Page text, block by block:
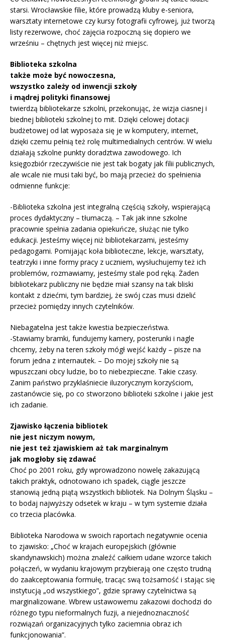
starsi. Wrocławskie filie, które prowadzą kluby e-seniora,
warsztaty internetowe czy kursy fotografii cyfrowej, już tworzą
listy rezerwowe, choć zajęcia rozpoczną się dopiero we
wrześniu – chętnych jest więcej niż miejsc.
Biblioteka szkolna
także może być nowoczesna,
wszystko zależy od inwencji szkoły
i mądrej polityki finansowej
twierdzą bibliotekarze szkolni, przekonując, że wizja ciasnej i
biednej biblioteki szkolnej to mit. Dzięki celowej dotacji
budżetowej od lat wyposaża się je w komputery, internet,
dzięki czemu pełnią też rolę multimedialnych centrów. W wielu
działają szkolne punkty doradztwa zawodowego. Ich
księgozbiór rzeczywiście nie jest tak bogaty jak filii publicznych,
ale wcale nie musi taki być, bo mają przecież do spełnienia
odmienne funkcje:
-Biblioteka szkolna jest integralną częścią szkoły, wspierającą
proces dydaktyczny – tłumaczą. – Tak jak inne szkolne
pracownie spełnia zadania opiekuńcze, służąc nie tylko
edukacji. Jesteśmy więcej niż bibliotekarzami, jesteśmy
pedagogami. Pomijając koła biblioteczne, lekcje, warsztaty,
teatrzyki i inne formy pracy z uczniem, wysłuchujemy też ich
problemów, rozmawiamy, jesteśmy stale pod ręką. Żaden
bibliotekarz publiczny nie będzie miał szansy na tak bliski
kontakt z dziećmi, tym bardziej, że swój czas musi dzielić
przecież pomiędzy innych czytelników.
Niebagatelna jest także kwestia bezpieczeństwa.
-Stawiamy bramki, fundujemy kamery, posterunki i nagle
chcemy, żeby na teren szkoły mógł wejść każdy – pisze na
forum jedna z internautek. – Do mojej szkoły nie są
wpuszczani obcy ludzie, bo to niebezpieczne. Takie czasy.
Zanim państwo przyklaśniecie iluzorycznym korzyściom,
zastanówcie się, po co stworzono biblioteki szkolne i jakie jest
ich zadanie.
Zjawisko łączenia bibliotek
nie jest niczym nowym,
nie jest też zjawiskiem aż tak marginalnym
jak mogłoby się zdawać
Choć po 2001 roku, gdy wprowadzono nowelę zakazującą
takich praktyk, odnotowano ich spadek, ciągle jeszcze
stanowią jedną piątą wszystkich bibliotek. Na Dolnym Śląsku –
to bodaj najwyższy odsetek w kraju – w tym systemie działa
co trzecia placówka.
Biblioteka Narodowa w swoich raportach negatywnie ocenia
to zjawisko: „Choć w krajach europejskich (głównie
skandynawskich) można znaleźć całkiem udane wzorce takich
połączeń, w wydaniu krajowym przybierają one często trudną
do zaakceptowania formułę, tracąc swą tożsamość i stając się
instytucją „od wszystkiego”, gdzie sprawy czytelnictwa są
marginalizowane. Wbrew ustawowemu zakazowi dochodzi do
różnego typu nieformalnych fuzji, a niejednoznaczność
rozwiązań organizacyjnych tylko zaciemnia obraz ich
funkcjonowania”.